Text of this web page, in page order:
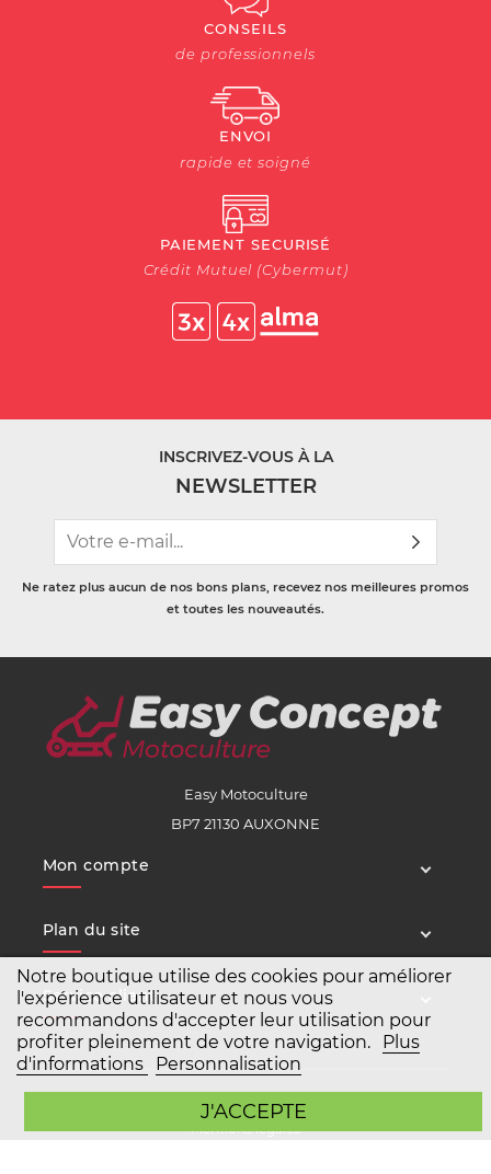
Notre boutique utilise des cookies pour améliorer
l'expérience utilisateur et nous vous
recommandons d'accepter leur utilisation pour
profiter pleinement de votre navigation.
Plus
d'informations
Personnalisation
J'ACCEPTE
CONSEILS
de professionnels
ENVOI
rapide et soigné
PAIEMENT SECURISÉ
Crédit Mutuel (Cybermut)
INSCRIVEZ-VOUS À LA
NEWSLETTER
Ne ratez plus aucun de nos bons plans, recevez nos meilleures promos
et toutes les nouveautés.
Easy Motoculture
BP7 21130 AUXONNE
Mon compte
Plan du site
Service client
Mentions légales